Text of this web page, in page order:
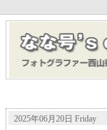
2025年06月20日 Friday